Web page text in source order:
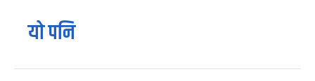
यो पनि